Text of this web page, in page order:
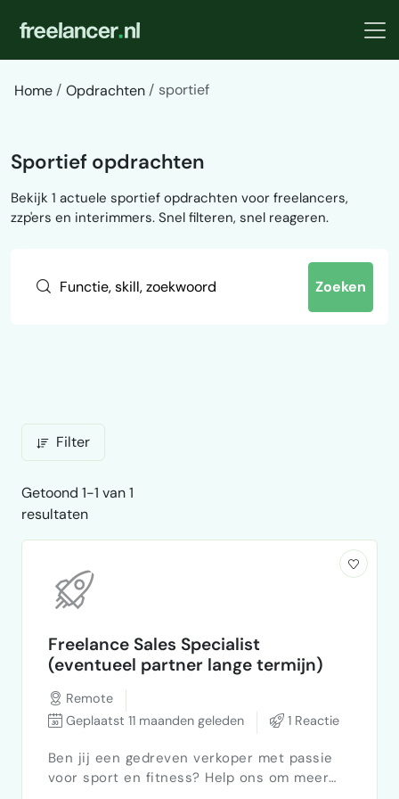
Home Opdrachten sportief
Sportief opdrachten
Bekijk 1 actuele sportief opdrachten voor freelancers,
zzp'ers en interimmers. Snel filteren, snel reageren.
Zoeken
Filter
Getoond 1-1 van 1
resultaten
Freelance Sales Specialist
(eventueel partner lange termijn)
Remote
Geplaatst 11 maanden geleden
1 Reactie
Ben jij een gedreven verkoper met passie
voor sport en fitness? Help ons om meer